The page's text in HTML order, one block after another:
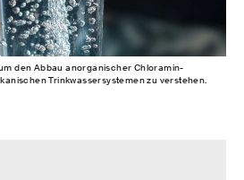
den Abbau anorganischer Chloramin-
Trinkwassersystemen zu verstehen.